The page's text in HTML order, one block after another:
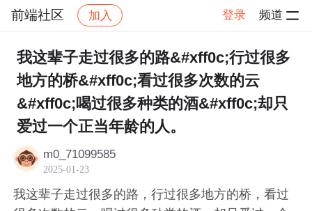
前端社区 加入 登录 频道
社区 前端社区 感慨 帖子详情
我这辈子走过很多的路&#xff0c;行过很多
地方的桥&#xff0c;看过很多次数的云
&#xff0c;喝过很多种类的酒&#xff0c;却只
爱过一个正当年龄的人。
m0_71099585
2025-01-23
我这辈子走过很多的路，行过很多地方的桥，看过